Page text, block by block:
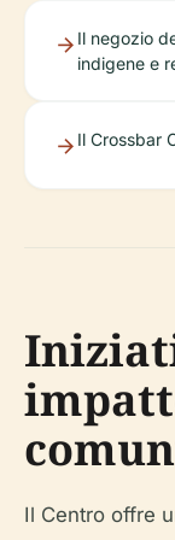
Il negozio
indigene e
Il Crossbar
Il Centro offre